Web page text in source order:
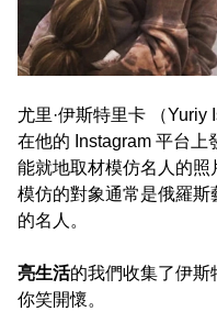
尤里·伊斯特里卡 （
在他的 Instagram 平台上
能就地取材模仿名人的
模仿的對象通常是俄羅
的名人。
亮生活的我們收集了伊斯
你笑開懷。